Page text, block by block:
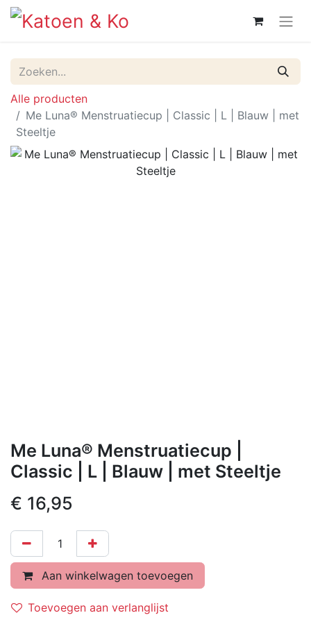
Alle producten
Me Luna® Menstruatiecup | Classic | L | Blauw | met
Steeltje
Me Luna® Menstruatiecup |
Classic | L | Blauw | met Steeltje
€ 16,95
Aan winkelwagen toevoegen
Toevoegen aan verlanglijst